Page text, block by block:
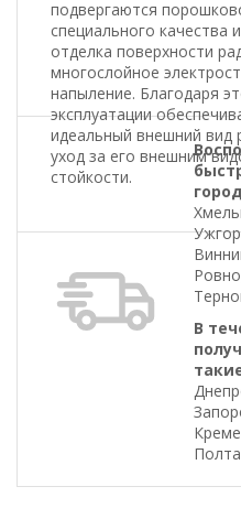
подвергаются
специального качества
отделка поверхности
многослойное
напыление. Благодаря
эксплуатации
идеальный внешний вид
уход за его внешним
стойкости.
В